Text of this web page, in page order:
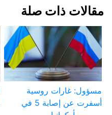
مقالات ذات صلة
مسؤول: غارات روسية
أسفرت عن إصابة 5 في